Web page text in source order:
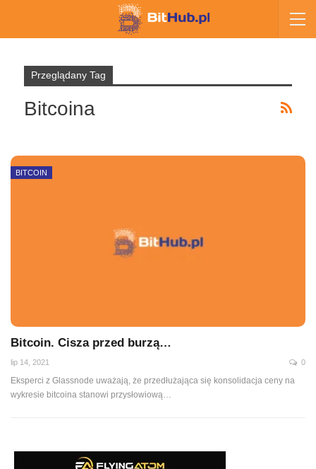
Przeglądany Tag
Bitcoina
BITCOIN
Bitcoin. Cisza przed burzą…
lip 14, 2021 0
Eksperci z Glassnode uważają, że przedłużająca się konsolidacja ceny na
wykresie bitcoina stanowi przysłowiową…